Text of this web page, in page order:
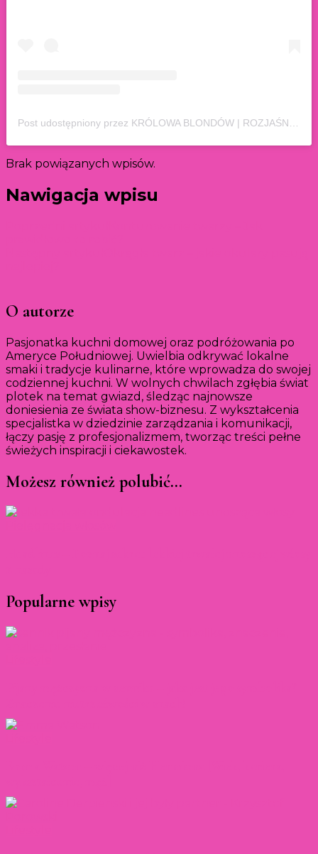
Brak powiązanych wpisów.
Nawigacja wpisu
O autorze
Pasjonatka kuchni domowej oraz podróżowania po
Ameryce Południowej. Uwielbia odkrywać lokalne
smaki i tradycje kulinarne, które wprowadza do swojej
codziennej kuchni. W wolnych chwilach zgłębia świat
plotek na temat gwiazd, śledząc najnowsze
doniesienia ze świata show-biznesu. Z wykształcenia
specjalistka w dziedzinie zarządzania i komunikacji,
łączy pasję z profesjonalizmem, tworząc treści pełne
świeżych inspiracji i ciekawostek.
Możesz również polubić…
Popularne wpisy